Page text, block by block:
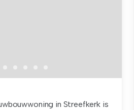
in Streefkerk is